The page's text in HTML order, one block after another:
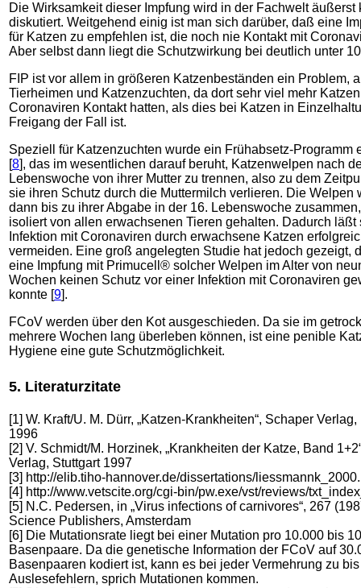
Die Wirksamkeit dieser Impfung wird in der Fachwelt äußerst
diskutiert. Weitgehend einig ist man sich darüber, daß eine
für Katzen zu empfehlen ist, die noch nie Kontakt mit
Aber selbst dann liegt die Schutzwirkung bei deutlich unter
FIP ist vor allem in größeren Katzenbeständen ein Problem,
Tierheimen und Katzenzuchten, da dort sehr viel mehr
Coronaviren Kontakt hatten, als dies bei Katzen in
Freigang der Fall ist.
Speziell für Katzenzuchten wurde ein Frühabsetz-Programm
[8], das im wesentlichen darauf beruht, Katzenwelpen nach
Lebenswoche von ihrer Mutter zu trennen, also zu dem
sie ihren Schutz durch die Muttermilch verlieren. Die Welpen
dann bis zu ihrer Abgabe in der 16. Lebenswoche
isoliert von allen erwachsenen Tieren gehalten. Dadurch läßt
Infektion mit Coronaviren durch erwachsene Katzen
vermeiden. Eine groß angelegten Studie hat jedoch gezeigt,
eine Impfung mit Primucell® solcher Welpen im Alter von
Wochen keinen Schutz vor einer Infektion mit Coronaviren
konnte [9].
FCoV werden über den Kot ausgeschieden. Da sie im
mehrere Wochen lang überleben können, ist eine penible
Hygiene eine gute Schutzmöglichkeit.
5. Literaturzitate
[1] W. Kraft/U. M. Dürr, „Katzen-Krankheiten“, Schaper
1996
[2] V. Schmidt/M. Horzinek, „Krankheiten der Katze, Band
Verlag, Stuttgart 1997
[3] http://elib.tiho-hannover.de/dissertations/
[4] http://www.vetscite.org/cgi-bin/pw.exe/vst/reviews/
[5] N.C. Pedersen, in „Virus infections of carnivores“, 267
Science Publishers, Amsterdam
[6] Die Mutationsrate liegt bei einer Mutation pro 10.000 bis
Basenpaare. Da die genetische Information der FCoV auf
Basenpaaren kodiert ist, kann es bei jeder Vermehrung zu
Auslesefehlern, sprich Mutationen kommen.